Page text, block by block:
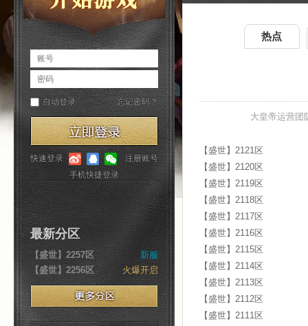
最新分区
新服
【盛世】2257区
火爆开启
【盛世】2256区
热点
大皇帝运营
【盛世】2121区
【盛世】2120区
【盛世】2119区
【盛世】2118区
【盛世】2117区
【盛世】2116区
【盛世】2115区
【盛世】2114区
【盛世】2113区
【盛世】2112区
【盛世】2111区